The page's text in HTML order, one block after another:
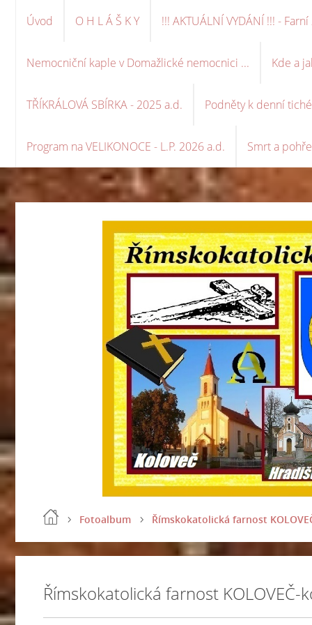
Úvod O H L Á Š K Y !!! AKTUÁLNÍ VYDÁNÍ !!! -
Nemocniční kaple v Domažlické nemocnici ... Kde a
TŘÍKRÁLOVÁ SBÍRKA - 2025 a.d. Podněty k denní tiché
Program na VELIKONOCE - L.P. 2026 a.d. Smrt a
Fotoalbum Římskokatolická farnost
Římskokatolická farnost KOLOVEČ-